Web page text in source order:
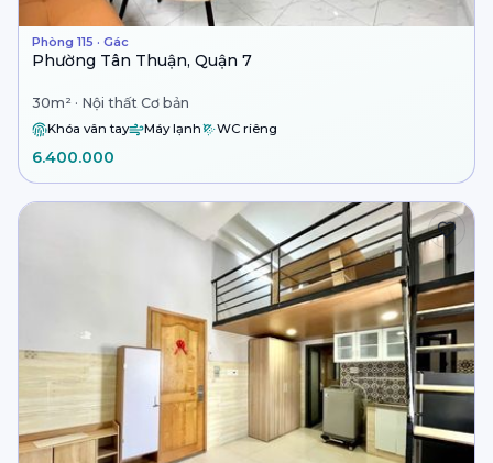
Phòng 115 · Gác
Phường Tân Thuận, Quận 7
30m² · Nội thất Cơ bản
Khóa vân tay Máy lạnh WC riêng
6.400.000